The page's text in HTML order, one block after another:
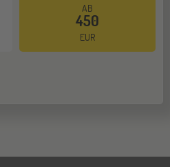
AB
450
EUR